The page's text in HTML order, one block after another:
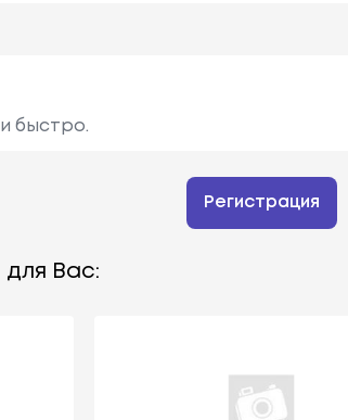
быстро.
Регистрация
Вас: